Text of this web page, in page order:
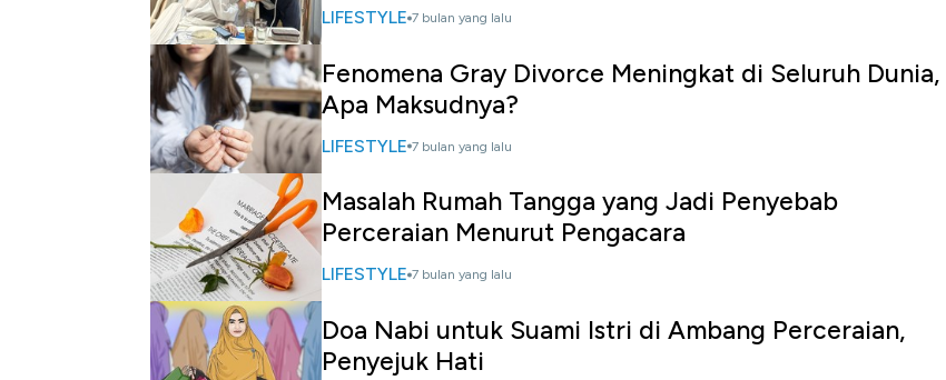
LIFESTYLE 7 bulan yang lalu
Fenomena Gray Divorce Meningkat di Seluruh Dunia,
Apa Maksudnya?
LIFESTYLE 7 bulan yang lalu
Masalah Rumah Tangga yang Jadi Penyebab
Perceraian Menurut Pengacara
LIFESTYLE 7 bulan yang lalu
Doa Nabi untuk Suami Istri di Ambang Perceraian,
Penyejuk Hati